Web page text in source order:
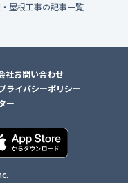
屋根工事の記事一覧
社お問い合わせ
ライバシーポリシー
ー